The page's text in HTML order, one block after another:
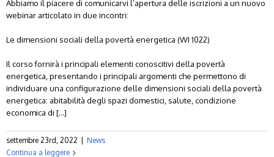
Abbiamo il piacere di comunicarvi l’apertura delle iscrizioni a un nuovo
webinar articolato in due incontri:
Le dimensioni sociali della povertà energetica (WI 1022)
Il corso fornirà i principali elementi conoscitivi della povertà
energetica, presentando i principali argomenti che permettono di
individuare una configurazione delle dimensioni sociali della povertà
energetica: abitabilità degli spazi domestici, salute, condizione
economica di […]
settembre 23rd, 2022
News
Continua a leggere